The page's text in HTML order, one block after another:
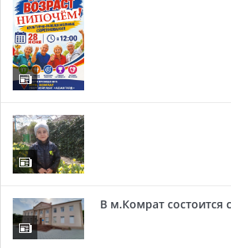
В м.Комрат состоится